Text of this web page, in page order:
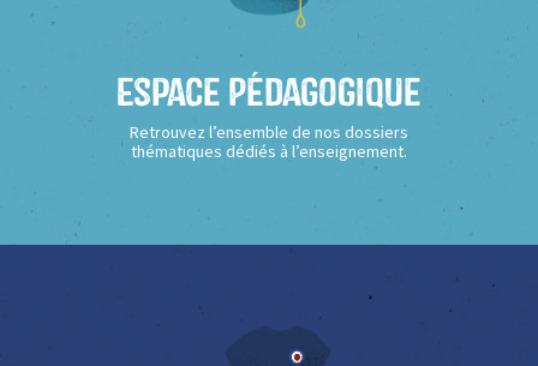
Espace Pédagogique
Retrouvez l’ensemble de nos dossiers
thématiques dédiés à l’enseignement.